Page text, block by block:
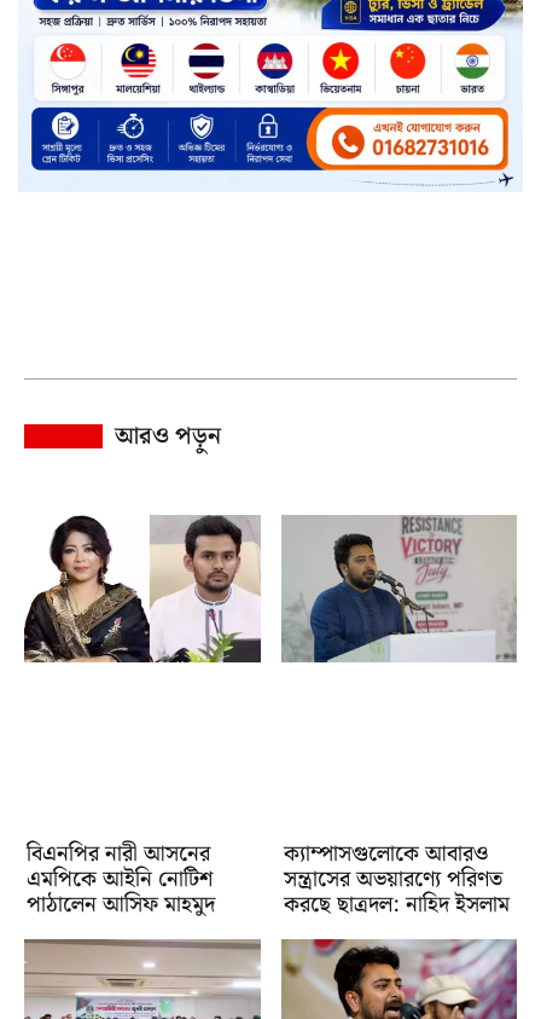
আরও পড়ুন
বিএনপির নারী আসনের
এমপিকে আইনি নোটিশ
পাঠালেন আসিফ মাহমুদ
ক্যাম্পাসগুলোকে আবারও
সন্ত্রাসের অভয়ারণ্যে পরিণত
করছে ছাত্রদল: নাহিদ ইসলাম